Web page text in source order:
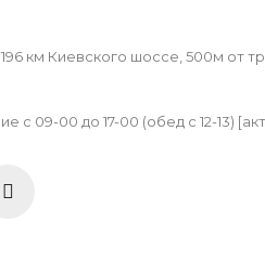
км Киевского шоссе, 500м от
с 09-00 до 17-00 (обед с 12-13)